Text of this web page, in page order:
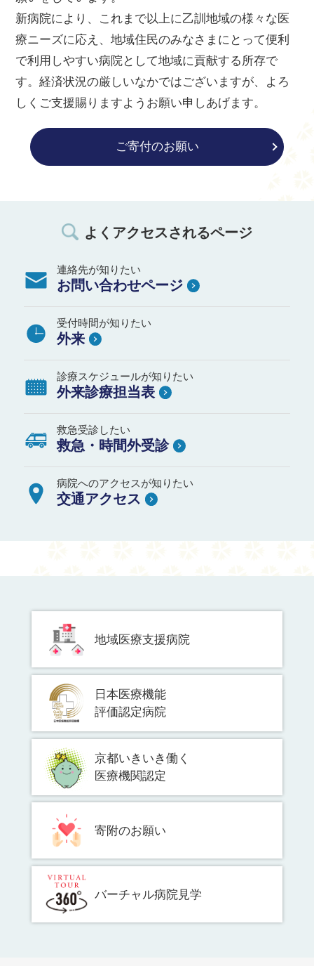
新病院により、これまで以上に乙訓地域の様々な医
療ニーズに応え、地域住民のみなさまにとって便利
で利用しやすい病院として地域に貢献する所存で
す。経済状況の厳しいなかではございますが、よろ
しくご支援賜りますようお願い申しあげます。
ご寄付のお願い
よくアクセスされるページ
連絡先が知りたい
お問い合わせページ
受付時間が知りたい
外来
診療スケジュールが知りたい
外来診療担当表
救急受診したい
救急・時間外受診
病院へのアクセスが知りたい
交通アクセス
地域医療支援病院
日本医療機能
評価認定病院
京都いきいき働く
医療機関認定
寄附のお願い
バーチャル病院見学